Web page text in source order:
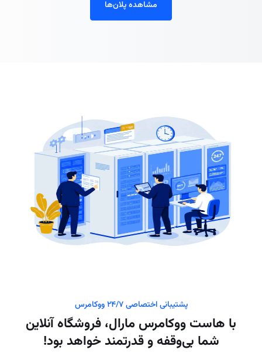
مشاهده پلان‌ها
پشتیبانی اختصاصی ۲۴/۷ ووکامرس
با هاست ووکامرس مارال، فروشگاه آنلاین
شما بی‌وقفه و قدرتمند خواهد بود!